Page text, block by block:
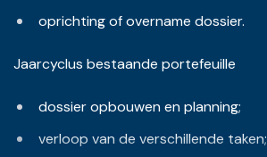
oprichting of overname dossier.
Jaarcyclus bestaande portefeuille
dossier opbouwen en planning;
verloop van de verschillende taken;